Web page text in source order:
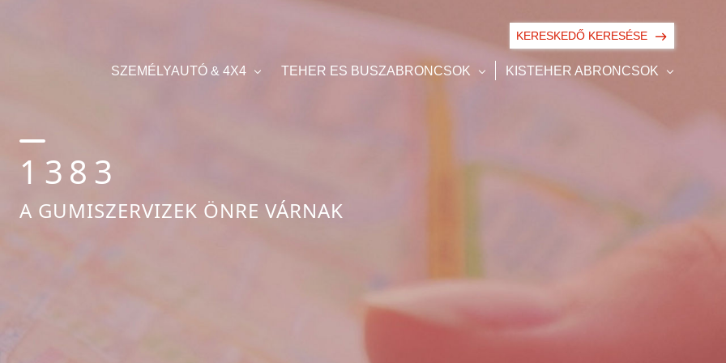
SZEMÉLYAUTÓ & 4X4 TEHER ES BUSZABRONCSOK KISTEHER ABRONCSOK
KERESKEDŐ KERESÉSE
1383
A GUMISZERVIZEK ÖNRE VÁRNAK